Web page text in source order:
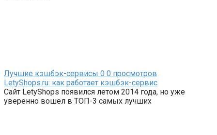
Лучшие кэшбэк-сервисы 0 0 просмотров
LetyShops.ru: как работает кэшбэк-сервис
Сайт LetyShops появился летом 2014 года, но уже
уверенно вошел в ТОП-3 самых лучших